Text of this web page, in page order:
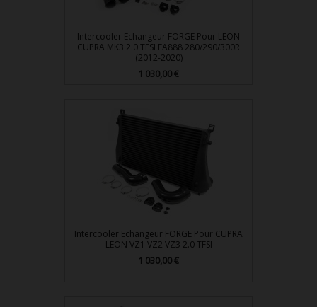
Intercooler Echangeur FORGE Pour LEON
CUPRA MK3 2.0 TFSI EA888 280/290/300R
(2012-2020)
Prix
1 030,00 €
Intercooler Echangeur FORGE Pour CUPRA
LEON VZ1 VZ2 VZ3 2.0 TFSI
Prix
1 030,00 €